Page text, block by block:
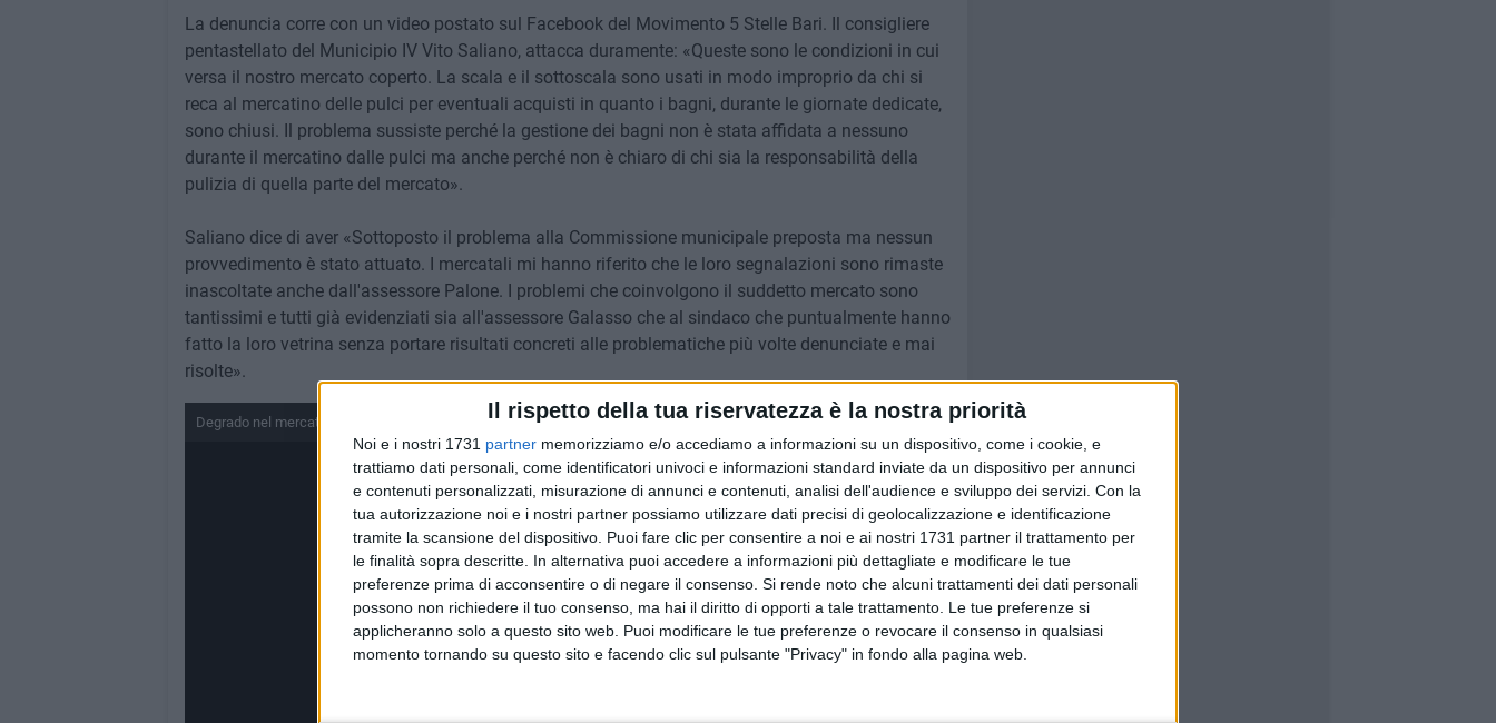
Il rispetto della tua riservatezza è la nostra priorità
Noi e i nostri 1731 partner memorizziamo e/o accediamo a informazioni su un dispositivo, come i cookie, e
trattiamo dati personali, come identificatori univoci e informazioni standard inviate da un dispositivo per annunci
e contenuti personalizzati, misurazione di annunci e contenuti, analisi dell'audience e sviluppo dei servizi. Con la
tua autorizzazione noi e i nostri partner possiamo utilizzare dati precisi di geolocalizzazione e identificazione
tramite la scansione del dispositivo. Puoi fare clic per consentire a noi e ai nostri 1731 partner il trattamento per
le finalità sopra descritte. In alternativa puoi accedere a informazioni più dettagliate e modificare le tue
preferenze prima di acconsentire o di negare il consenso. Si rende noto che alcuni trattamenti dei dati personali
possono non richiedere il tuo consenso, ma hai il diritto di opporti a tale trattamento. Le tue preferenze si
applicheranno solo a questo sito web. Puoi modificare le tue preferenze o revocare il consenso in qualsiasi
momento tornando su questo sito e facendo clic sul pulsante "Privacy" in fondo alla pagina web.
La denuncia corre con un video postato sul Facebook del Movimento 5 Stelle Bari. Il consigliere
pentastellato del Municipio IV Vito Saliano, attacca duramente: «Queste sono le condizioni in cui
versa il nostro mercato coperto. La scala e il sottoscala sono usati in modo improprio da chi si
reca al mercatino delle pulci per eventuali acquisti in quanto i bagni, durante le giornate dedicate,
sono chiusi. Il problema sussiste perché la gestione dei bagni non è stata affidata a nessuno
durante il mercatino dalle pulci ma anche perché non è chiaro di chi sia la responsabilità della
pulizia di quella parte del mercato».
Saliano dice di aver «Sottoposto il problema alla Commissione municipale preposta ma nessun
provvedimento è stato attuato. I mercatali mi hanno riferito che le loro segnalazioni sono rimaste
inascoltate anche dall'assessore Palone. I problemi che coinvolgono il suddetto mercato sono
tantissimi e tutti già evidenziati sia all'assessore Galasso che al sindaco che puntualmente hanno
fatto la loro vetrina senza portare risultati concreti alle problematiche più volte denunciate e mai
risolte».
SOCIAL VIDEO
1 MINUTO
Degrado nel mercato di Carbonara